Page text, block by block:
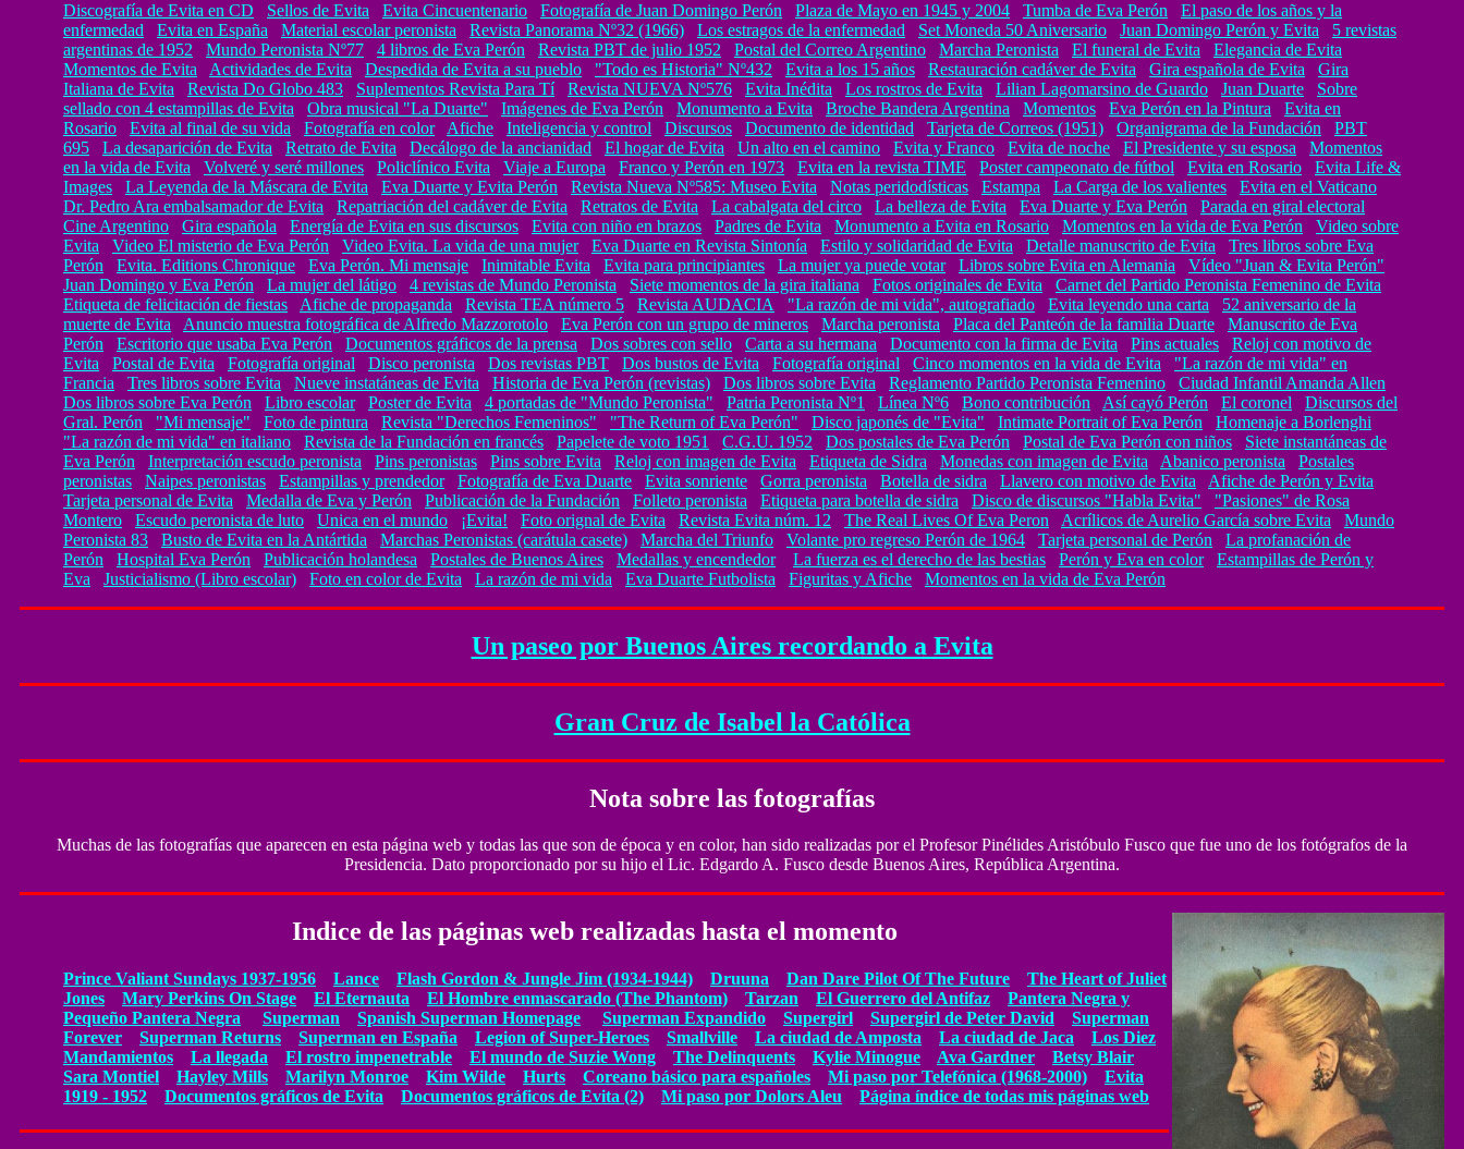
Discografía de Evita en CD Sellos de Evita Evita Cincuentenario Fotografía de Juan Domingo Perón Plaza de Mayo en 1945 y 2004 Tumba de Eva Perón
El paso de los años y la
enfermedad
Evita en España Material escolar peronista Revista Panorama Nº32 (1966) Los estragos de la enfermedad Set Moneda 50 Aniversario Juan Domingo Perón y Evita
5 revistas
argentinas de 1952
Mundo Peronista Nº77 4 libros de Eva Perón Revista PBT de julio 1952 Postal del Correo Argentino Marcha Peronista El funeral de Evita
Elegancia de Evita
Momentos de Evita
Actividades de Evita Despedida de Evita a su pueblo "Todo es Historia" Nº432 Evita a los 15 años Restauración cadáver de Evita Gira española de Evita
Gira
Italiana de Evita
Revista Do Globo 483 Suplementos Revista Para Tí Revista NUEVA Nº576 Evita Inédita Los rostros de Evita Lilian Lagomarsino de Guardo Juan Duarte
Sobre
sellado con 4 estampillas de Evita
Obra musical "La Duarte" Imágenes de Eva Perón Monumento a Evita Broche Bandera Argentina Momentos Eva Perón en la Pintura
Evita en
Rosario
Evita al final de su vida Fotografía en color Afiche Inteligencia y control Discursos Documento de identidad Tarjeta de Correos (1951) Organigrama de la Fundación
PBT
695
La desaparición de Evita Retrato de Evita Decálogo de la ancianidad El hogar de Evita Un alto en el camino Evita y Franco Evita de noche El Presidente y su esposa
Momentos
en la vida de Evita
Volveré y seré millones Policlínico Evita Viaje a Europa Franco y Perón en 1973 Evita en la revista TIME Poster campeonato de fútbol Evita en Rosario
Evita Life &
Images
La Leyenda de la Máscara de Evita Eva Duarte y Evita Perón Revista Nueva Nº585: Museo Evita Notas peridodísticas Estampa La Carga de los valientes
Evita en el Vaticano
Dr. Pedro Ara embalsamador de Evita
Repatriación del cadáver de Evita Retratos de Evita La cabalgata del circo La belleza de Evita Eva Duarte y Eva Perón
Parada en giral electoral
Cine Argentino
Gira española Energía de Evita en sus discursos Evita con niño en brazos Padres de Evita Monumento a Evita en Rosario Momentos en la vida de Eva Perón
Video sobre
Evita
Video El misterio de Eva Perón Video Evita. La vida de una mujer Eva Duarte en Revista Sintonía Estilo y solidaridad de Evita Detalle manuscrito de Evita
Tres libros sobre Eva
Perón
Evita. Editions Chronique Eva Perón. Mi mensaje Inimitable Evita Evita para principiantes La mujer ya puede votar Libros sobre Evita en Alemania
Vídeo "Juan & Evita Perón"
Juan Domingo y Eva Perón
La mujer del látigo 4 revistas de Mundo Peronista Siete momentos de la gira italiana Fotos originales de Evita
Carnet del Partido Peronista Femenino de Evita
Etiqueta de felicitación de fiestas
Afiche de propaganda Revista TEA número 5 Revista AUDACIA "La razón de mi vida", autografiado Evita leyendo una carta
52 aniversario de la
muerte de Evita
Anuncio muestra fotográfica de Alfredo Mazzorotolo Eva Perón con un grupo de mineros Marcha peronista Placa del Panteón de la familia Duarte
Manuscrito de Eva
Perón
Escritorio que usaba Eva Perón Documentos gráficos de la prensa Dos sobres con sello Carta a su hermana Documento con la firma de Evita Pins actuales
Reloj con motivo de
Evita
Postal de Evita Fotografía original Disco peronista Dos revistas PBT Dos bustos de Evita Fotografía original Cinco momentos en la vida de Evita
"La razón de mi vida" en
Francia
Tres libros sobre Evita Nueve instatáneas de Evita Historia de Eva Perón (revistas) Dos libros sobre Evita Reglamento Partido Peronista Femenino
Ciudad Infantil Amanda Allen
Dos libros sobre Eva Perón
Libro escolar Poster de Evita 4 portadas de "Mundo Peronista" Patria Peronista Nº1 Línea Nº6 Bono contribución Así cayó Perón El coronel
Discursos del
Gral. Perón
"Mi mensaje" Foto de pintura Revista "Derechos Femeninos" "The Return of Eva Perón" Disco japonés de "Evita" Intimate Portrait of Eva Perón
Homenaje a Borlenghi
"La razón de mi vida" en italiano
Revista de la Fundación en francés Papelete de voto 1951 C.G.U. 1952 Dos postales de Eva Perón Postal de Eva Perón con niños
Siete instantáneas de
Eva Perón
Interpretación escudo peronista Pins peronistas Pins sobre Evita Reloj con imagen de Evita Etiqueta de Sidra Monedas con imagen de Evita Abanico peronista
Postales
peronistas
Naipes peronistas Estampillas y prendedor Fotografía de Eva Duarte Evita sonriente Gorra peronista Botella de sidra Llavero con motivo de Evita
Afiche de Perón y Evita
Tarjeta personal de Evita
Medalla de Eva y Perón Publicación de la Fundación Folleto peronista Etiqueta para botella de sidra Disco de discursos "Habla Evita"
"Pasiones" de Rosa
Montero
Escudo peronista de luto Unica en el mundo ¡Evita! Foto orignal de Evita Revista Evita núm. 12 The Real Lives Of Eva Peron Acrílicos de Aurelio García sobre Evita
Mundo
Peronista 83
Busto de Evita en la Antártida Marchas Peronistas (carátula casete) Marcha del Triunfo Volante pro regreso Perón de 1964 Tarjeta personal de Perón
La profanación de
Perón
Hospital Eva Perón Publicación holandesa Postales de Buenos Aires Medallas y encendedor La fuerza es el derecho de las bestias Perón y Eva en color
Estampillas de Perón y
Eva
Justicialismo (Libro escolar) Foto en color de Evita La razón de mi vida Eva Duarte Futbolista Figuritas y Afiche Momentos en la vida de Eva Perón
Un paseo por Buenos Aires recordando a Evita
Gran Cruz de Isabel la Católica
Nota sobre las fotografías
Muchas de las fotografías que aparecen en esta página web y todas las que son de época y en color, han sido realizadas por el Profesor Pinélides Aristóbulo Fusco que fue uno de los fotógrafos de la
Presidencia. Dato proporcionado por su hijo el Lic. Edgardo A. Fusco desde Buenos Aires, República Argentina.
Indice de las páginas web realizadas hasta el momento
Prince Valiant Sundays 1937-1956 Lance Flash Gordon & Jungle Jim (1934-1944) Druuna Dan Dare Pilot Of The Future
The Heart of Juliet
Jones
Mary Perkins On Stage El Eternauta El Hombre enmascarado (The Phantom) Tarzan El Guerrero del Antifaz
Pantera Negra y
Pequeño Pantera Negra
Superman Spanish Superman Homepage Superman Expandido Supergirl Supergirl de Peter David
Superman
Forever
Superman Returns Superman en España Legion of Super-Heroes Smallville La ciudad de Amposta La ciudad de Jaca
Los Diez
Mandamientos
La llegada El rostro impenetrable El mundo de Suzie Wong The Delinquents Kylie Minogue Ava Gardner
Betsy Blair
Sara Montiel
Hayley Mills Marilyn Monroe Kim Wilde Hurts Coreano básico para españoles Mi paso por Telefónica (1968-2000)
Evita
1919 - 1952
Documentos gráficos de Evita Documentos gráficos de Evita (2) Mi paso por Dolors Aleu Página índice de todas mis páginas web